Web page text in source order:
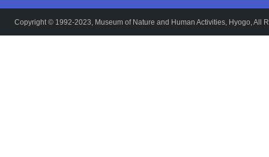
Copyright © 1992-2023, Museum of Nature and Human Activities, Hyogo, All